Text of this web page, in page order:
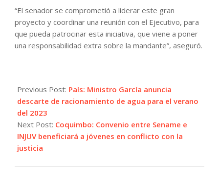
“El senador se comprometió a liderar este gran
proyecto y coordinar una reunión con el Ejecutivo, para
que pueda patrocinar esta iniciativa, que viene a poner
una responsabilidad extra sobre la mandante”, aseguró.
09-
03
Previous Post: País: Ministro García anuncia
descarte de racionamiento de agua para el verano
del 2023
Next Post: Coquimbo: Convenio entre Sename e
INJUV beneficiará a jóvenes en conflicto con la
justicia